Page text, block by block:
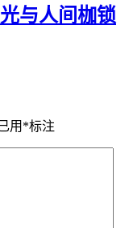
与人间枷锁
用 *标注